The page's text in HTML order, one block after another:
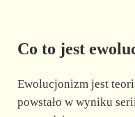
Co to jest
Ewolucjonizm jest
powstało w wyniku